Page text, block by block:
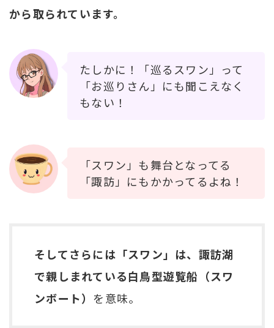
から取られています。
たしかに！「巡るスワン」って
「お巡りさん」にも聞こえなく
もない！
「スワン」も舞台となってる
「諏訪」にもかかってるよね！
そしてさらには「スワン」は、諏訪湖
で親しまれている白鳥型遊覧船（スワ
ンボート） を意味。